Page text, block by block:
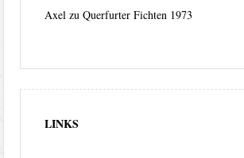
Axel zuQuerfurter Fichten 1973
LINKS